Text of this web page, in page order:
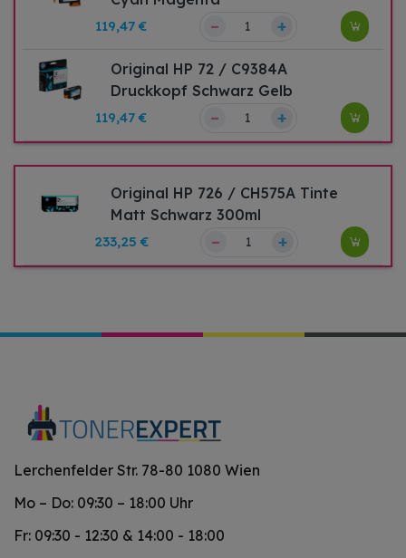
119,47 € – +
Original HP 72 / C9384A
Druckkopf Schwarz Gelb
119,47 € – +
Original HP 726 / CH575A Tinte
Matt Schwarz 300ml
233,25 € – +
Lerchenfelder Str. 78-80 1080 Wien
Mo – Do: 09:30 – 18:00 Uhr
Fr: 09:30 - 12:30 & 14:00 - 18:00